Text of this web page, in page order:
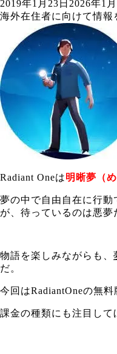
2019年1月23日 2026年1
海外在住者に向けて情報
Radiant Oneは明晰夢（
夢の中で自由自在に行
が、待っているのは悪夢
物語を楽しみながらも、
だ。
今回はRadiantOneの無料
課金の種類にも注目して